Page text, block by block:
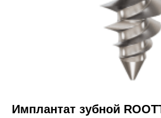
Имплантат зубной